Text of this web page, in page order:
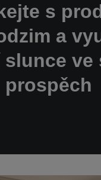
s
a
slunce ve
prospěch